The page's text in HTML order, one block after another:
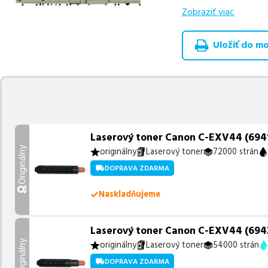
Celá táto
produktu nás
Vieme, že pri
Ak si pri výbere nie
môžete sa na nás
Zobraziť viac
Uložiť do
Originálny
Laserový toner Canon C-EXV44
originálny Laserový toner 72000 strán
DOPRAVA ZDARMA
Naskladňujeme
Originálny
Laserový toner Canon C-EXV44
originálny Laserový toner 54000 strán
DOPRAVA ZDARMA